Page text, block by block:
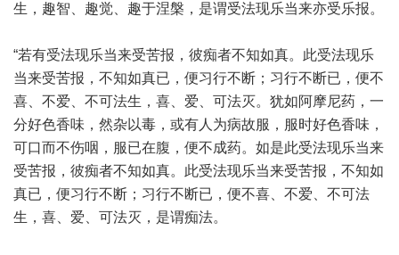
生，趣智、趣觉、趣于涅槃，是谓受法现乐当来亦受乐报。
“若有受法现乐当来受苦报，彼痴者不知如真。此受法现乐
当来受苦报，不知如真已，便习行不断；习行不断已，便不
喜、不爱、不可法生，喜、爱、可法灭。犹如阿摩尼药，一
分好色香味，然杂以毒，或有人为病故服，服时好色香味，
可口而不伤咽，服已在腹，便不成药。如是此受法现乐当来
受苦报，彼痴者不知如真。此受法现乐当来受苦报，不知如
真已，便习行不断；习行不断已，便不喜、不爱、不可法
生，喜、爱、可法灭，是谓痴法。